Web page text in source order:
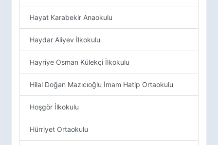
Hayat Karabekir Anaokulu
Haydar Aliyev İlkokulu
Hayriye Osman Külekçi İlkokulu
Hilal Doğan Mazıcıoğlu İmam Hatip Ortaokulu
Hoşgör İlkokulu
Hürriyet Ortaokulu